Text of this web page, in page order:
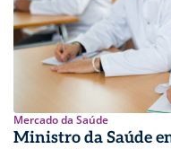
Mercado da Saúde
Ministro da Saúde